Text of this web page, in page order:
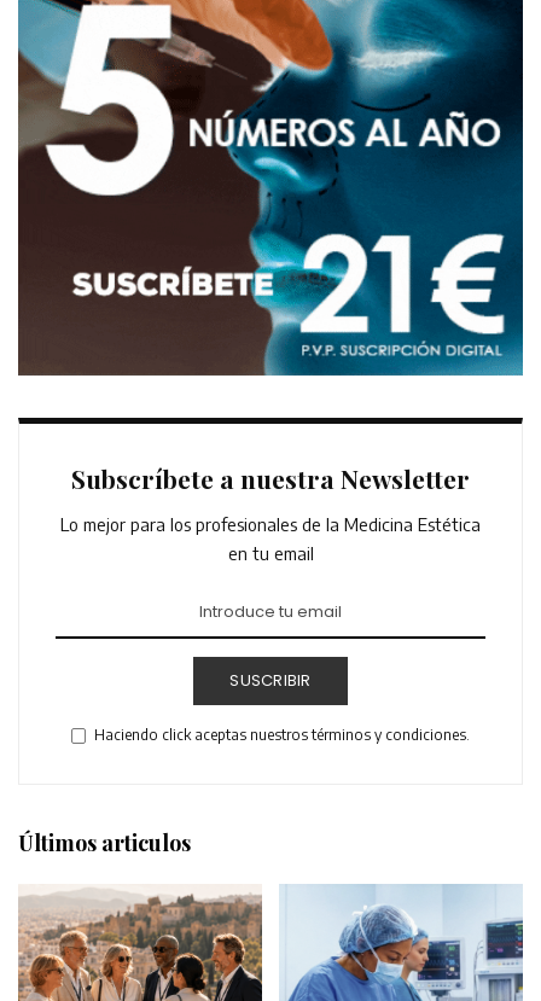
Subscríbete a nuestra Newsletter
Lo mejor para los profesionales de la Medicina Estética
en tu email
SUSCRIBIR
Haciendo click aceptas nuestros términos y condiciones.
Últimos articulos